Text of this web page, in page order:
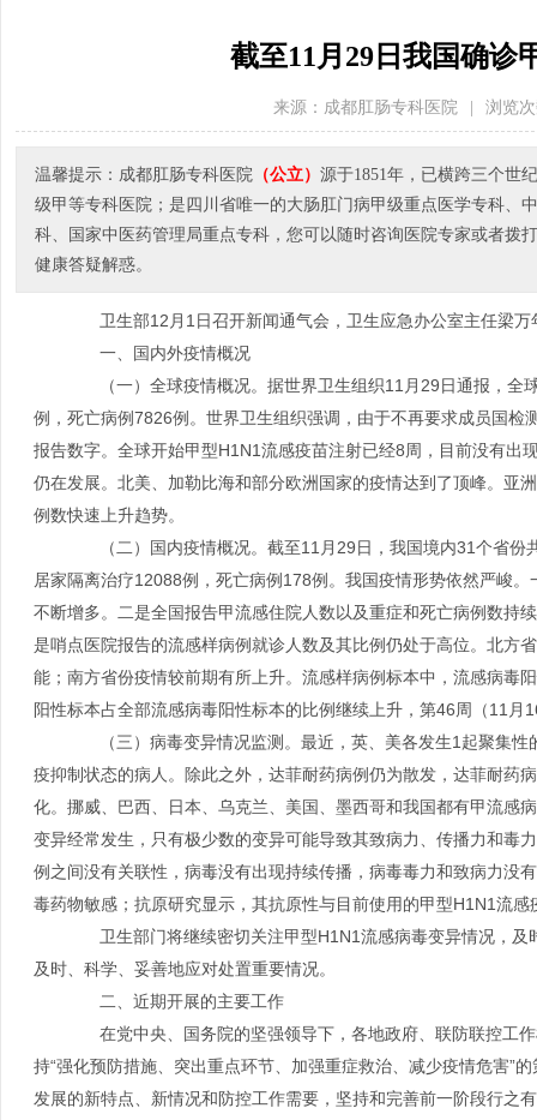
截至11月29日我国确诊
来源：成都肛肠专科医院 浏览
温馨提示：成都肛肠专科医院 （公立） 源于1851年，已横跨三个世
级甲等专科医院；是四川省唯一的大肠肛门病甲级重点医学专科、
科、国家中医药管理局重点专科，您可以随时咨询医院专家或者拨
健康答疑解惑。
卫生部12月1日召开新闻通气会，卫生应急办公室主任梁万
一、国内外疫情概况
（一）全球疫情概况。据世界卫生组织11月29日通报，全
例，死亡病例7826例。世界卫生组织强调，由于不再要求成员国
报告数字。全球开始甲型H1N1流感疫苗注射已经8周，目前没有
仍在发展。北美、加勒比海和部分欧洲国家的疫情达到了顶峰。亚
例数快速上升趋势。
（二）国内疫情概况。截至11月29日，我国境内31个省份
居家隔离治疗12088例，死亡病例178例。我国疫情形势依然严峻
不断增多。二是全国报告甲流感住院人数以及重症和死亡病例数持
是哨点医院报告的流感样病例就诊人数及其比例仍处于高位。北方
能；南方省份疫情较前期有所上升。流感样病例标本中，流感病毒
阳性标本占全部流感病毒阳性标本的比例继续上升，第46周（11月
（三）病毒变异情况监测。最近，英、美各发生1起聚集性
疫抑制状态的病人。除此之外，达菲耐药病例仍为散发，达菲耐药
化。挪威、巴西、日本、乌克兰、美国、墨西哥和我国都有甲流感
变异经常发生，只有极少数的变异可能导致其致病力、传播力和毒
例之间没有关联性，病毒没有出现持续传播，病毒毒力和致病力没
毒药物敏感；抗原研究显示，其抗原性与目前使用的甲型H1N1流
卫生部门将继续密切关注甲型H1N1流感病毒变异情况，及
及时、科学、妥善地应对处置重要情况。
二、近期开展的主要工作
在党中央、国务院的坚强领导下，各地政府、联防联控工
持“强化预防措施、突出重点环节、加强重症救治、减少疫情危害”
发展的新特点、新情况和防控工作需要，坚持和完善前一阶段行之